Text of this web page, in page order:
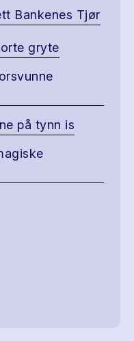
Bankenes Tjør
gryte
på tynn is